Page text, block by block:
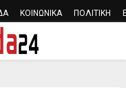
ΚΟΙΝΩΝΙΚΑ ΠΟΛΙΤΙΚΗ